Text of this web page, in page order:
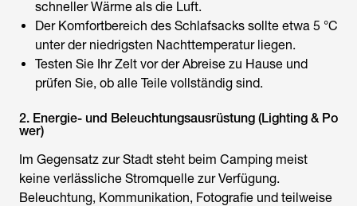
schneller Wärme als die Luft.
Der Komfortbereich des Schlafsacks sollte etwa 5 °C
unter der niedrigsten Nachttemperatur liegen.
Testen Sie Ihr Zelt vor der Abreise zu Hause und
prüfen Sie, ob alle Teile vollständig sind.
2. Energie- und Beleuchtungsausrüstung (Lighting & Po
wer)
Im Gegensatz zur Stadt steht beim Camping meist
keine verlässliche Stromquelle zur Verfügung.
Beleuchtung, Kommunikation, Fotografie und teilweise